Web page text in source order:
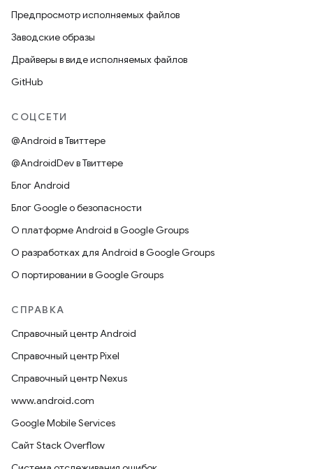
Предпросмотр исполняемых файлов
Заводские образы
Драйверы в виде исполняемых файлов
GitHub
СОЦСЕТИ
@Android в Твиттере
@AndroidDev в Твиттере
Блог Android
Блог Google о безопасности
О платформе Android в Google Groups
О разработках для Android в Google Groups
О портировании в Google Groups
СПРАВКА
Справочный центр Android
Справочный центр Pixel
Справочный центр Nexus
www.android.com
Google Mobile Services
Сайт Stack Overflow